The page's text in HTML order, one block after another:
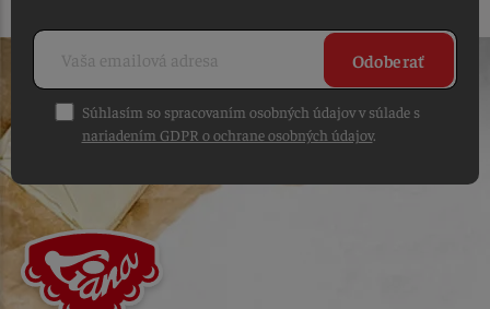
Odoberať
Súhlasím so spracovaním osobných údajov v súlade s
nariadením GDPR o ochrane osobných údajov.